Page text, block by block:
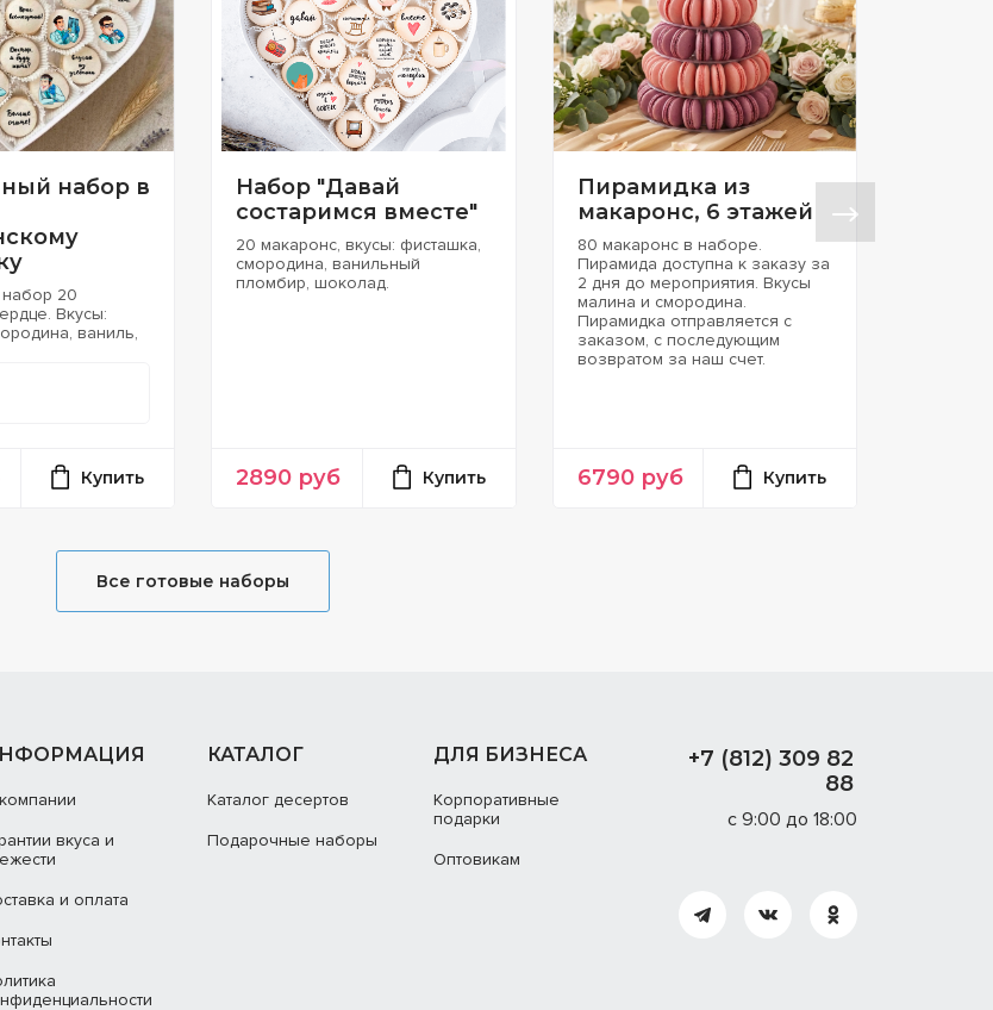
набор в
20
Вкусы:
ваниль,
Купить
Набор "Давай
состаримся вместе"
20 макаронс, вкусы: фисташка,
смородина, ванильный
пломбир, шоколад.
2890 руб Купить
Пирамидка из
макаронс, 6 этажей
80 макаронс в наборе.
Пирамида доступна к заказу за
2 дня до мероприятия. Вкусы
малина и смородина.
Пирамидка отправляется с
заказом, с последующим
возвратом за наш счет.
6790руб Купить
Все готовые наборы
вкуса и
и оплата
КАТАЛОГ
Каталог десертов
Подарочные наборы
ДЛЯ БИЗНЕСА
Корпоративные
подарки
Оптовикам
+7 (812) 309 82
88
с 9:00 до 18:00